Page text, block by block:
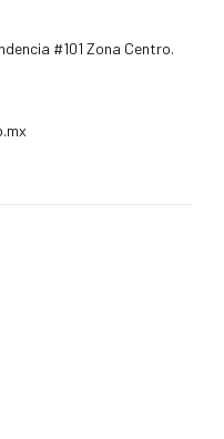
#101 Zona Centro.